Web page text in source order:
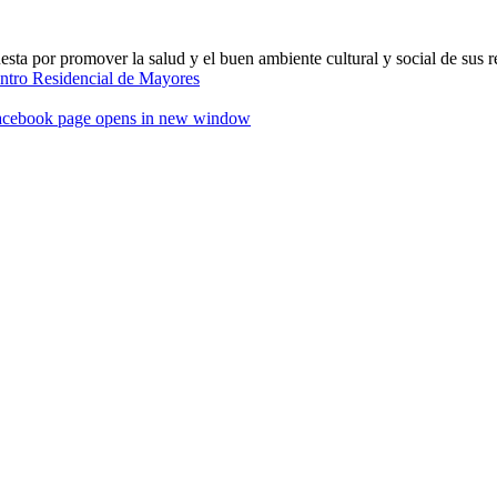
por promover la salud y el buen ambiente cultural y social de sus
page opens in new window